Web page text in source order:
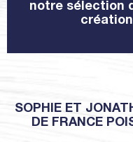
notre sélection
SOPHIE ET
DE FRANCE